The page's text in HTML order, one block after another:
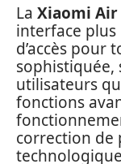
La Xiaomi Air
interface plus
d’accès pour
sophistiquée,
utilisateurs
fonctions
correction de